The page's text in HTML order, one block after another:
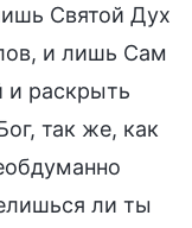
Святой Дух
и лишь Сам
и раскрыть
так же, как
ли ты